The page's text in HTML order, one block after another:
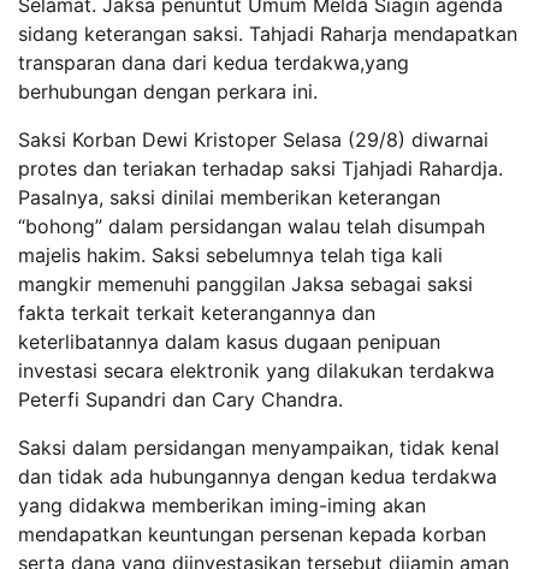
Selamat. Jaksa penuntut Umum Melda Siagin agenda
sidang keterangan saksi. Tahjadi Raharja mendapatkan
transparan dana dari kedua terdakwa,yang
berhubungan dengan perkara ini.
Saksi Korban Dewi Kristoper Selasa (29/8) diwarnai
protes dan teriakan terhadap saksi Tjahjadi Rahardja.
Pasalnya, saksi dinilai memberikan keterangan
“bohong” dalam persidangan walau telah disumpah
majelis hakim. Saksi sebelumnya telah tiga kali
mangkir memenuhi panggilan Jaksa sebagai saksi
fakta terkait terkait keterangannya dan
keterlibatannya dalam kasus dugaan penipuan
investasi secara elektronik yang dilakukan terdakwa
Peterfi Supandri dan Cary Chandra.
Saksi dalam persidangan menyampaikan, tidak kenal
dan tidak ada hubungannya dengan kedua terdakwa
yang didakwa memberikan iming-iming akan
mendapatkan keuntungan persenan kepada korban
serta dana yang diinvestasikan tersebut dijamin aman